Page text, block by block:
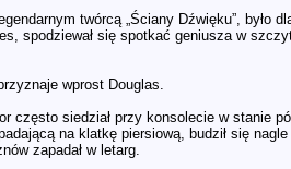
twórcą „Ściany Dźwięku”, było
spodziewał się spotkać geniusza w
wprost Douglas.
często siedział przy konsolecie w stanie
na klatkę piersiową, budził się
zapadał w letarg.